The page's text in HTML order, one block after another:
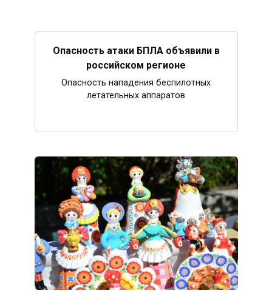
Опасность атаки БПЛА объявили в
российском регионе
Опасность нападения беспилотных
летательных аппаратов